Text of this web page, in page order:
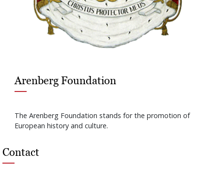
Arenberg Foundation
The Arenberg Foundation stands for the promotion of
European history and culture.
Contact